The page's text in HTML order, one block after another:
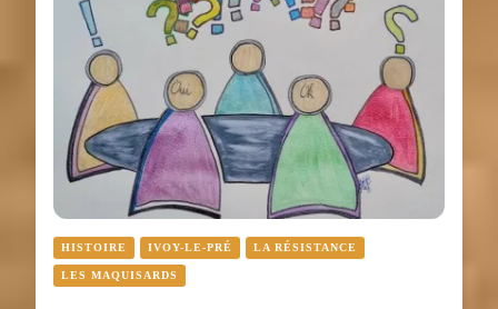
HISTOIRE IVOY-LE-PRÉ LA RÉSISTANCE
LES MAQUISARDS